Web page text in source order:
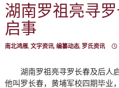
湖南罗祖亮寻
启事
南北鸿雁, 文字资讯, 编纂动态, 罗氏资讯
湖南罗祖亮寻罗长春及后人
他叫罗长春，黄埔军校四期毕业